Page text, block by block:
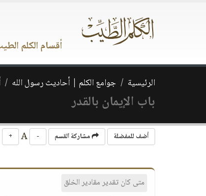
أقسام الكلم
الرئيسية جوامع الكلم | أحاديث رسول الله
باب الإيمان بالقدر
أضف للمفضلة مشاركة القسم -
+
متى كان تقدير مقادير الخلق